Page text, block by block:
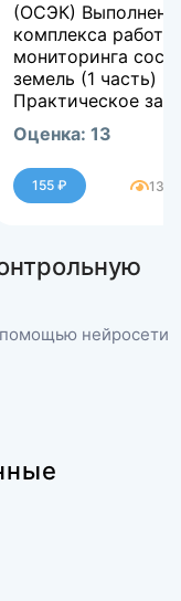
(ОСЭК)
комплекса работ
мониторинга
земель (1 часть)
Практическое
Оценка: 13
155 ₽ 130
нейросети